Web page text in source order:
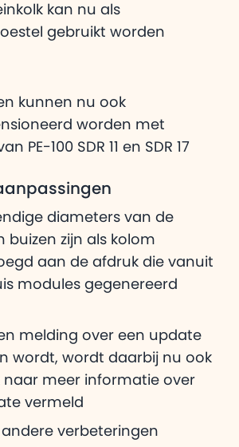
kan nu als
gebruikt worden
kunnen nu ook
worden met
PE-100 SDR 11 en SDR 17
diameters van de
buizen zijn als kolom
aan de afdruk die vanuit
modules gegenereerd
melding over een update
wordt, wordt daarbij nu ook
naar meer informatie over
vermeld
andere verbeteringen